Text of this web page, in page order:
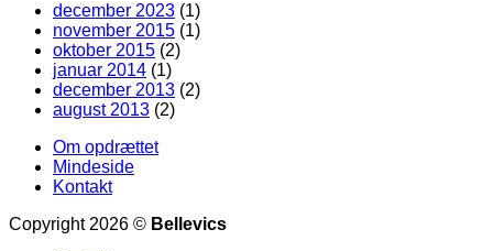
december 2023 (1)
november 2015 (1)
oktober 2015 (2)
januar 2014 (1)
december 2013 (2)
august 2013 (2)
Om opdrættet
Mindeside
Kontakt
Copyright 2026 © Bellevics